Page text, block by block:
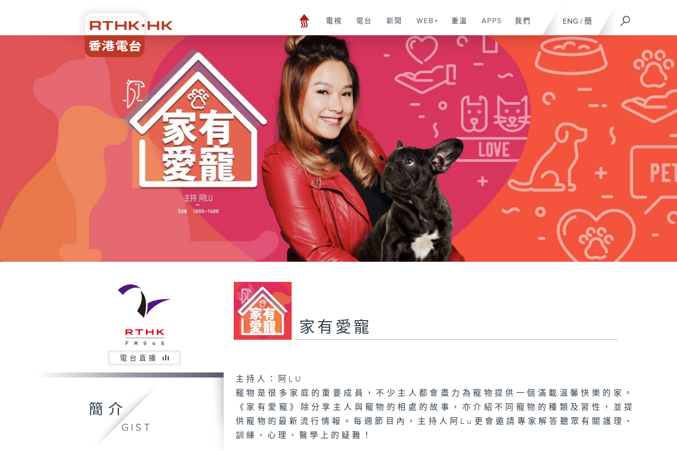
ENG / 簡
電視 電台 新聞 WEB+ 重溫 APPS 我們
電台直播
家有愛寵
簡介
GIST
主持人：阿LU
寵物是很多家庭的重要成員，不少主人都會盡力為寵物提供一個滿載溫馨快樂的家。
《家有愛寵》除分享主人與寵物的相處的故事，亦介紹不同寵物的種類及習性，並提
供寵物的最新流行情報。每週節目內，主持人阿Lu更會邀請專家解答聽眾有關護理、
訓練、心理、醫學上的疑難！